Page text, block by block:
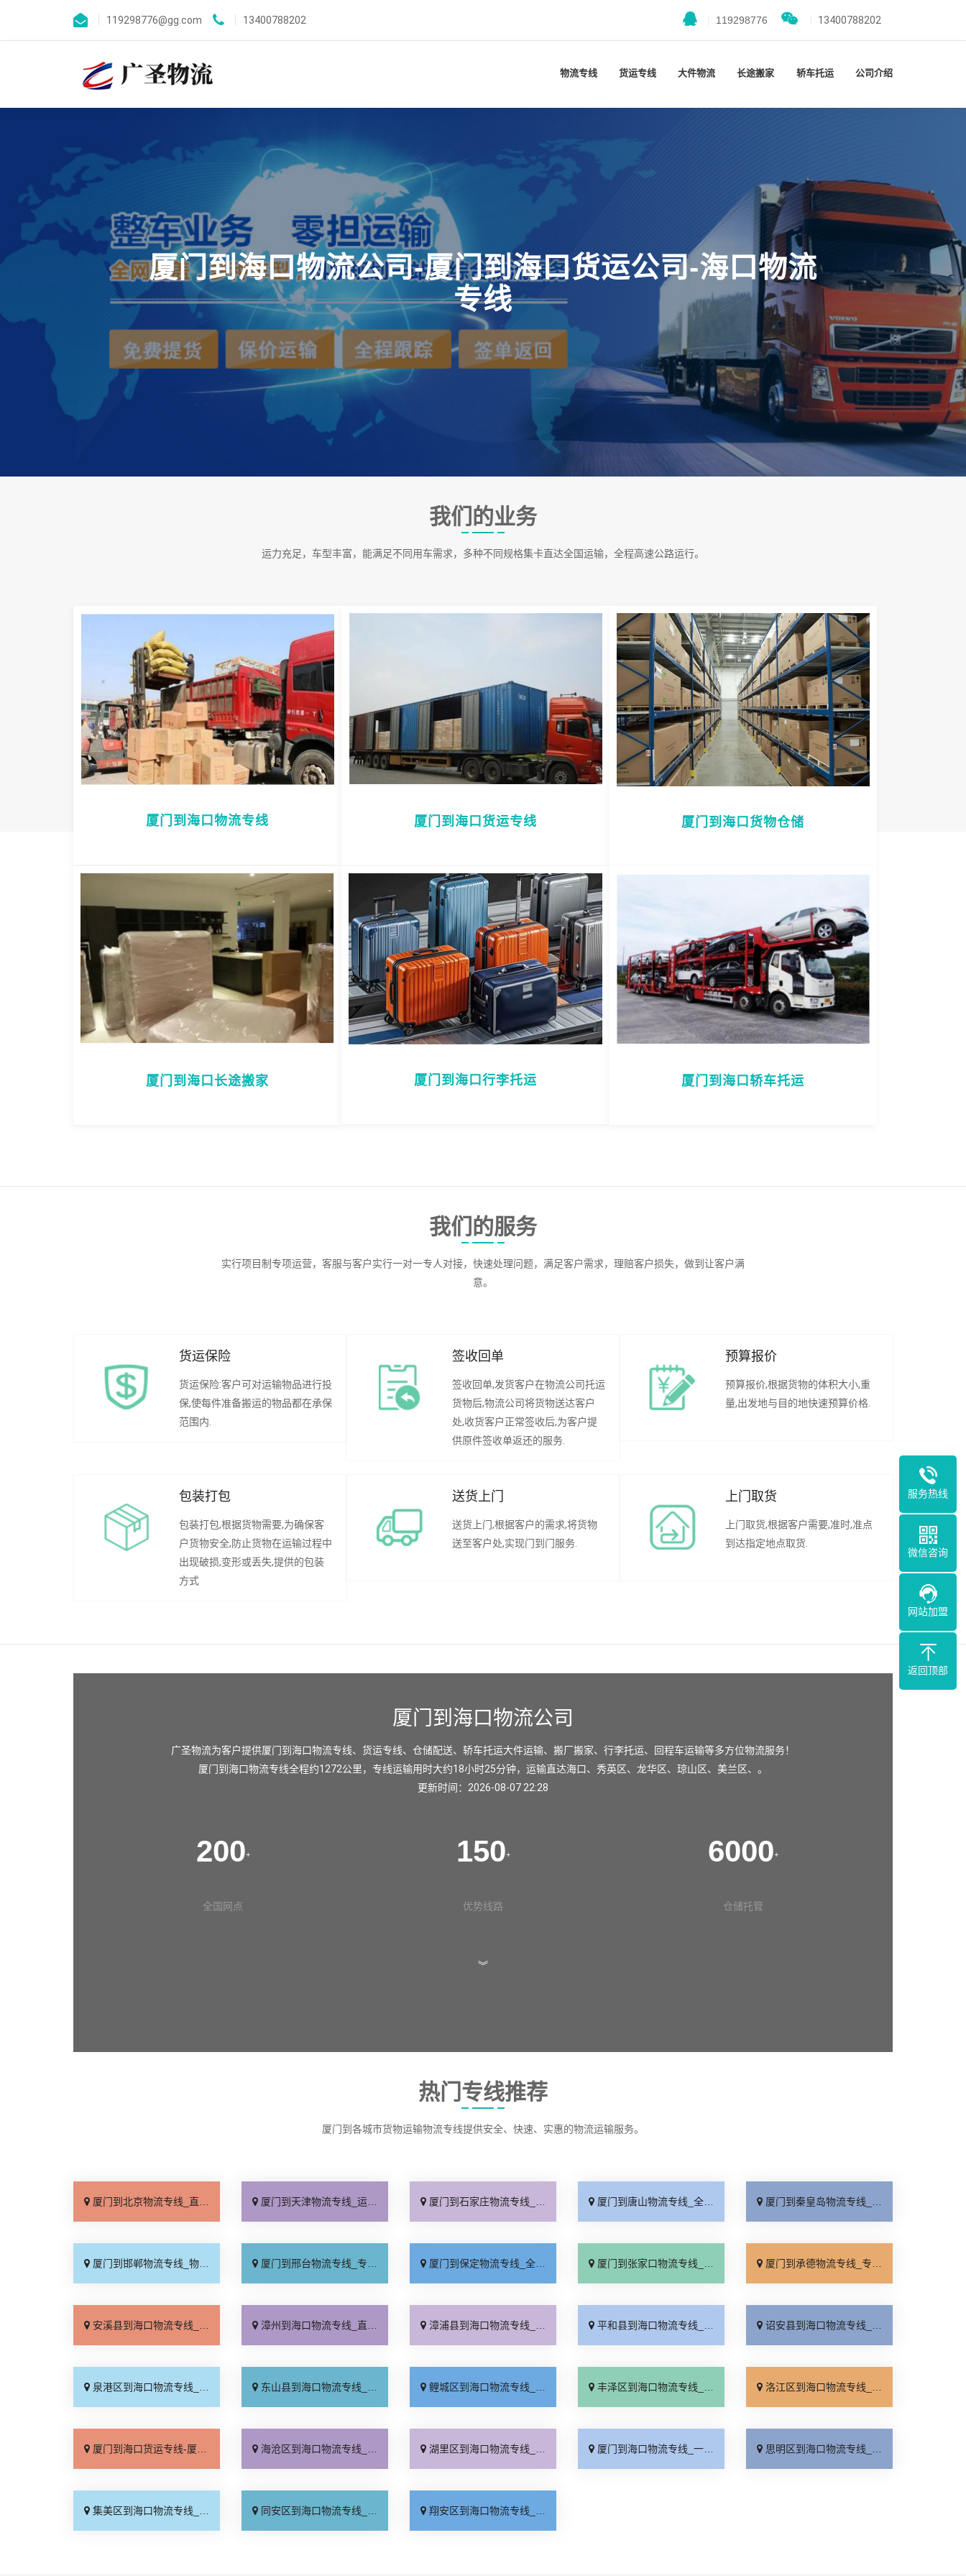
119298776@gg.com 13400788202 119298776 13400788202
物流专线 货运专线 大件物流 长途搬家 轿车托运 公司介绍
厦门到海口物流公司-厦门到海口货运公司-海口物流
专线
我们的业务
运力充足，车型丰富，能满足不同用车需求，多种不同规格集卡直达全国运输，全程高速公路运行。
厦门到海口物流专线 厦门到海口货运专线 厦门到海口货物仓储
厦门到海口长途搬家 厦门到海口行李托运 厦门到海口轿车托运
我们的服务
实行项目制专项运营，客服与客户实行一对一专人对接，快速处理问题，满足客户需求，理赔客户损失，做到让客户满
意。
货运保险
货运保险:客户可对运输物品进行投
保,使每件准备搬运的物品都在承保
范围内.
签收回单
签收回单,发货客户在物流公司托运
货物后,物流公司将货物送达客户
处,收货客户正常签收后,为客户提
供原件签收单返还的服务.
预算报价
预算报价,根据货物的体积大小,重
量,出发地与目的地快速预算价格.
包装打包
包装打包,根据货物需要,为确保客
户货物安全,防止货物在运输过程中
出现破损,变形或丢失,提供的包装
方式
送货上门
送货上门,根据客户的需求,将货物
送至客户处,实现门到门服务.
上门取货
上门取货,根据客户需要,准时,准点
到达指定地点取货.
厦门到海口物流公司
广圣物流为客户提供厦门到海口物流专线、货运专线、仓储配送、轿车托运大件运输、搬厂搬家、行李托运、回程车运输等多方位物流服务！
厦门到海口物流专线全程约1272公里，专线运输用时大约18小时25分钟，运输直达海口、 秀英区、 龙华区、 琼山区、 美兰区、。
更新时间：2026-08-07 22:28
200+
全国网点
150+
优势线路
6000+
仓储托管
︾
热门专线推荐
厦门到各城市货物运输物流专线提供安全、快速、实惠的物流运输服务。
厦门到北京物流专线_直达不中转「送货到门」 厦门到天津物流专线_运保时效「高效快运」 厦门到石家庄物流专线_准时准点「多少公里」 厦门到唐山物流专线_全境派送「收费介绍」 厦门到秦皇岛物流专线_高效运输「运保时效」
厦门到邯郸物流专线_物流拼车「全境配送」 厦门到邢台物流专线_专业靠谱「上门提货」 厦门到保定物流专线_全程直达「高效运输」 厦门到张家口物流专线_全境派送「多久能到」 厦门到承德物流专线_专业调车「合理收费」
安溪县到海口物流专线_多久能到「定点发车」 漳州到海口物流专线_直达往返「准时准点」 漳浦县到海口物流专线_运价实惠「费用多少」 平和县到海口物流专线_直达到站「专线直达」 诏安县到海口物流专线_诚信经营「放心物流」
泉港区到海口物流专线_多久能到「专线直达」 东山县到海口物流专线_多少一方「价位合理」 鲤城区到海口物流专线_专业调车「直达特快专线」 丰泽区到海口物流专线_全境配送「费用多少」 洛江区到海口物流专线_快运直达「零担配货」
厦门到海口货运专线-厦门到海口物流公司_专业靠谱「天天发车」 海沧区到海口物流专线_上门取件「价格实惠」 湖里区到海口物流专线_专业靠谱「快速响应」 厦门到海口物流专线_一站直达「专业调车」 思明区到海口物流专线_直通专线「计费标准」
集美区到海口物流专线_运价查询「零担配货」 同安区到海口物流专线_价位合理「零担配货」 翔安区到海口物流专线_物流拼车「直达往返」
服务热线
微信咨询
网站加盟
返回顶部